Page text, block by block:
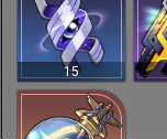
15